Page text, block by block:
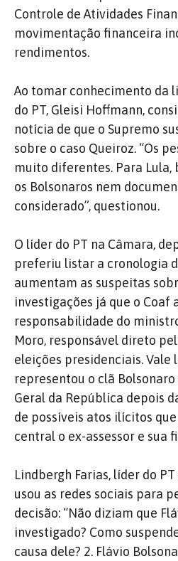
Controle de Atividades
movimentação financeira
rendimentos.
Ao tomar conhecimento da
do PT, Gleisi Hoffmann,
notícia de que o Supremo
sobre o caso Queiroz. “Os
muito diferentes. Para Lula,
os Bolsonaros nem
considerado”, questionou.
O líder do PT na Câmara,
preferiu listar a cronologia
aumentam as suspeitas
investigações já que o Coaf
responsabilidade do
Moro, responsável direto
eleições presidenciais. Vale
representou o clã
Geral da República depois
de possíveis atos ilícitos
central o ex-assessor e sua
Lindbergh Farias, líder do
usou as redes sociais para
decisão: “Não diziam que
investigado? Como
causa dele? 2. Flávio